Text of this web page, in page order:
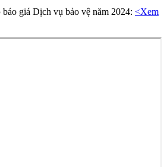
giá Dịch vụ bảo vệ năm 2024: <Xem